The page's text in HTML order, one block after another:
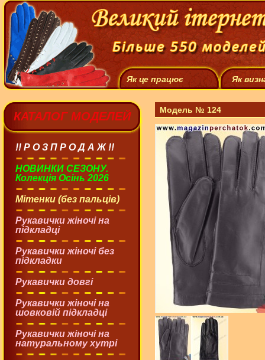
Як це працює Як
КАТАЛОГ МОДЕЛЕЙ
!! Р О З П Р О Д А Ж !!
НОВИНКИ СЕЗОНУ.
Колекція Осінь 2026
Мітенки (без пальців)
Рукавички жіночі на
підкладці
Рукавички жіночі без
підкладки
Рукавички довгі
Рукавички жіночі на
шовковій підкладці
Рукавички жіночі на
натуральному хутрі
Модель № 124